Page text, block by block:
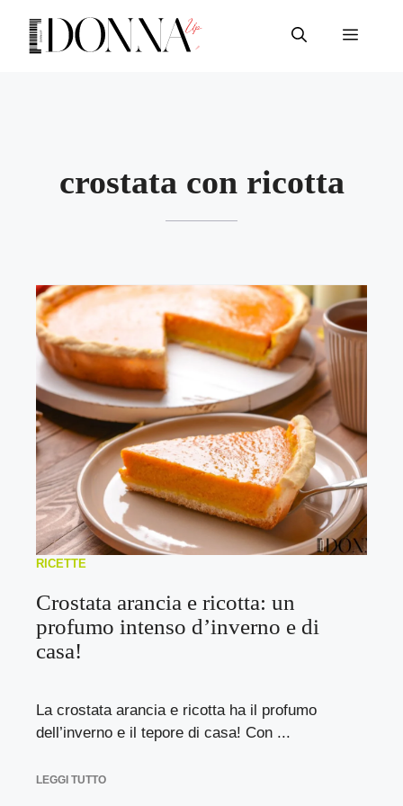
contenuto
Menu
crostata con ricotta
RICETTE
Crostata arancia e ricotta: un
profumo intenso d’inverno e di
casa!
La crostata arancia e ricotta ha il profumo
dell’inverno e il tepore di casa! Con ...
LEGGI TUTTO